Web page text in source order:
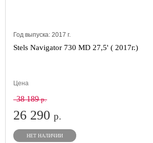
Год выпуска: 2017 г.
Stels Navigator 730 MD 27,5' ( 2017г.)
Цена
38 189р.
26 290 р.
НЕТ НАЛИЧИИ